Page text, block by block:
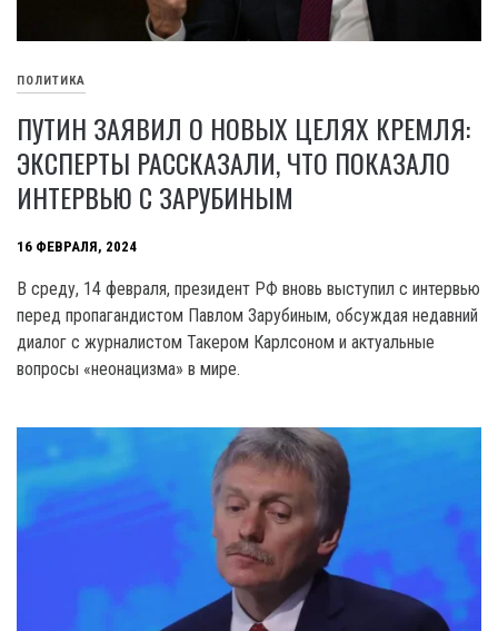
ПОЛИТИКА
ПУТИН ЗАЯВИЛ О НОВЫХ ЦЕЛЯХ КРЕМЛЯ:
ЭКСПЕРТЫ РАССКАЗАЛИ, ЧТО ПОКАЗАЛО
ИНТЕРВЬЮ С ЗАРУБИНЫМ
16 ФЕВРАЛЯ, 2024
В среду, 14 февраля, президент РФ вновь выступил с интервью
перед пропагандистом Павлом Зарубиным, обсуждая недавний
диалог с журналистом Такером Карлсоном и актуальные
вопросы «неонацизма» в мире.